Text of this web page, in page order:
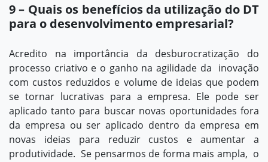
9 – Quais os benefícios da utilização do DT
para o desenvolvimento empresarial?
Acredito na importância da desburocratização do
processo criativo e o ganho na agilidade da inovação
com custos reduzidos e volume de ideias que podem
se tornar lucrativas para a empresa. Ele pode ser
aplicado tanto para buscar novas oportunidades fora
da empresa ou ser aplicado dentro da empresa em
novas ideias para reduzir custos e aumentar a
produtividade. Se pensarmos de forma mais ampla, o